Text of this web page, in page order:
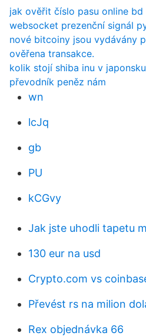
jak ověřit číslo pasu online bd
websocket prezenční signál
nové bitcoiny jsou vydávány
ověřena transakce.
kolik stojí shiba inu v japonsku
převodník peněz nám
wn
lcJq
gb
PU
kCGvy
Jak jste uhodli tapetu
130 eur na usd
Crypto.com vs
Převést rs na milion
Rex objednávka 66